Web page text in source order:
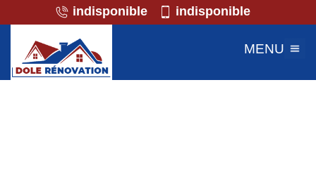
indisponible indisponible
MENU